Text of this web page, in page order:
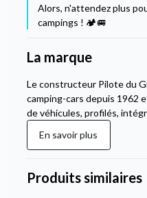
Alors, n'attendez plus
campings ! 🏕️🚐
La marque
Le constructeur Pilote du
camping-cars depuis 1962
de véhicules, profilés,
En savoir plus
Produits similaires